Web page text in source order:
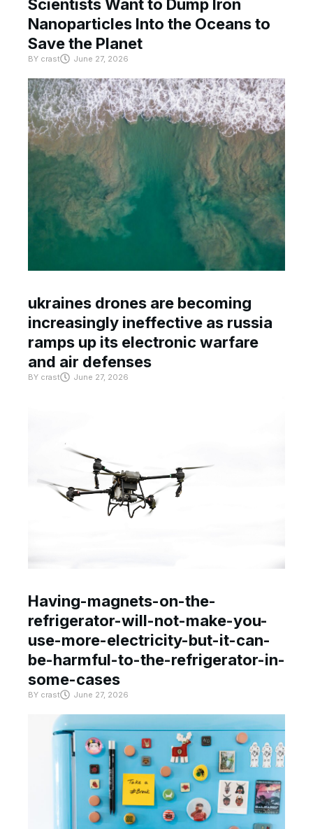
Scientists Want to Dump Iron
Nanoparticles Into the Oceans to
Save the Planet
BY crast June 27, 2026
ukraines drones are becoming
increasingly ineffective as russia
ramps up its electronic warfare
and air defenses
BY crast June 27, 2026
Having-magnets-on-the-
refrigerator-will-not-make-you-
use-more-electricity-but-it-can-
be-harmful-to-the-refrigerator-in-
some-cases
BY crast June 27, 2026